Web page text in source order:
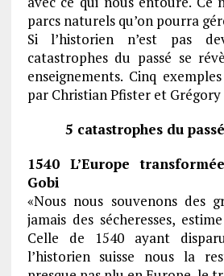
parcs naturels qu’on pourra
Si l’historien n’est pas
catastrophes du passé se
enseignements. Cinq
par Christian Pfister et
5 catastrophes du
1540 L’Europe
Gobi
«Nous nous souvenons des
jamais des sécheresses,
Celle de 1540 ayant
l’historien suisse nous la